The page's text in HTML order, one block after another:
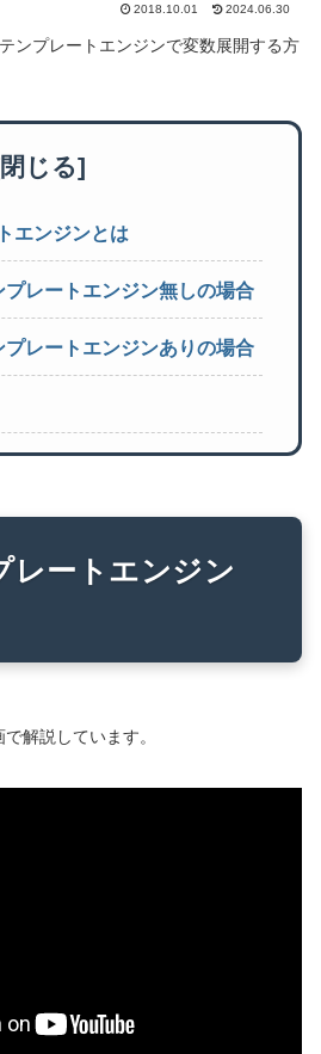
2018.10.01 2024.06.30
ンプレートエンジンで変数展開する方
エンジンとは
プレートエンジン無しの場合
プレートエンジンありの場合
レートエンジン
解説しています。